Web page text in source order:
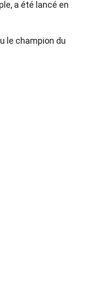
a été lancé en
le champion du